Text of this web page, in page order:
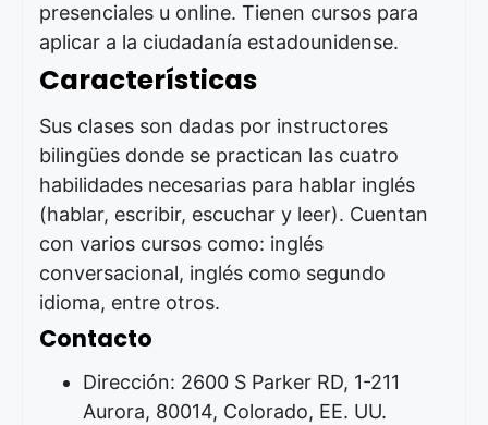
presenciales u online. Tienen cursos para
aplicar a la ciudadanía estadounidense.
Características
Sus clases son dadas por instructores
bilingües donde se practican las cuatro
habilidades necesarias para hablar inglés
(hablar, escribir, escuchar y leer). Cuentan
con varios cursos como: inglés
conversacional, inglés como segundo
idioma, entre otros.
Contacto
Dirección: 2600 S Parker RD, 1-211
Aurora, 80014, Colorado, EE. UU.